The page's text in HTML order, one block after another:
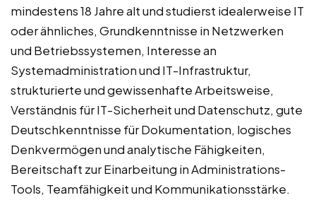
mindestens 18 Jahre alt und studierst idealerweise IT
oder ähnliches, Grundkenntnisse in Netzwerken
und Betriebssystemen, Interesse an
Systemadministration und IT-Infrastruktur,
strukturierte und gewissenhafte Arbeitsweise,
Verständnis für IT-Sicherheit und Datenschutz, gute
Deutschkenntnisse für Dokumentation, logisches
Denkvermögen und analytische Fähigkeiten,
Bereitschaft zur Einarbeitung in Administrations-
Tools, Teamfähigkeit und Kommunikationsstärke.